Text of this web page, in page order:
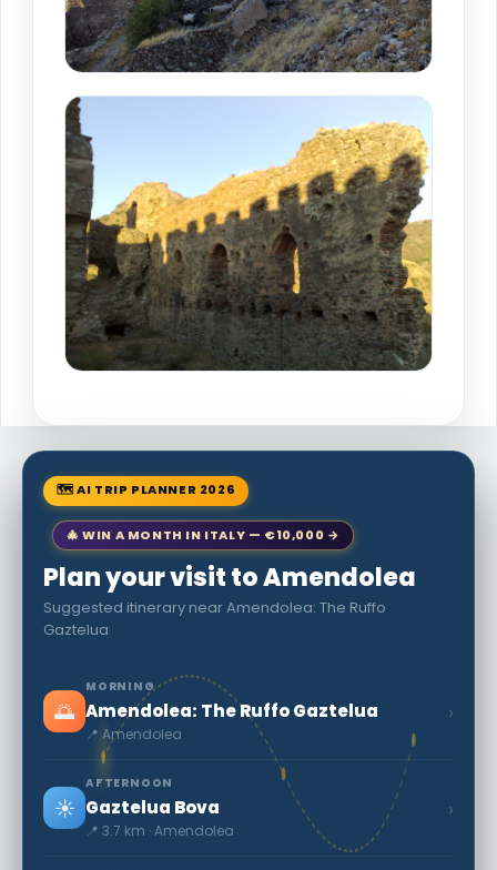
🗺 AI TRIP PLANNER 2026
🎄 WIN A MONTH IN ITALY — €10,000 →
Plan your visit to Amendolea
Suggested itinerary near Amendolea: The Ruffo
Gaztelua
🌅
MORNING
Amendolea: The Ruffo Gaztelua
📍 Amendolea
›
☀️
AFTERNOON
Gaztelua Bova
📍 3.7 km · Amendolea
›